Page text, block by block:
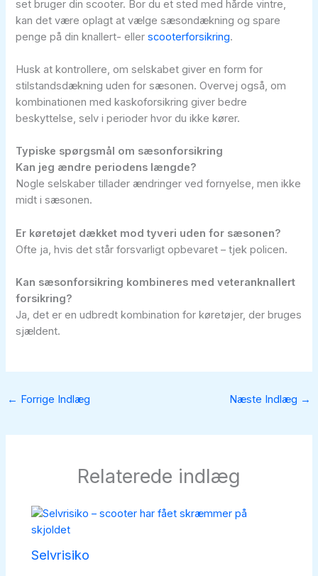
set bruger din scooter. Bor du et sted med hårde vintre,
kan det være oplagt at vælge sæsondækning og spare
penge på din knallert- ellerscooterforsikring.
Husk at kontrollere, om selskabet giver en form for
stilstandsdækning uden for sæsonen. Overvej også, om
kombinationen med kaskoforsikring giver bedre
beskyttelse, selv i perioder hvor du ikke kører.
Typiske spørgsmål om sæsonforsikring
Kan jeg ændre periodens længde?
Nogle selskaber tillader ændringer ved fornyelse, men ikke
midt i sæsonen.
Er køretøjet dækket mod tyveri uden for sæsonen?
Ofte ja, hvis det står forsvarligt opbevaret – tjek policen.
Kan sæsonforsikring kombineres med veteranknallert
forsikring?
Ja, det er en udbredt kombination for køretøjer, der bruges
sjældent.
← Forrige Indlæg Næste Indlæg →
Relaterede indlæg
Selvrisiko